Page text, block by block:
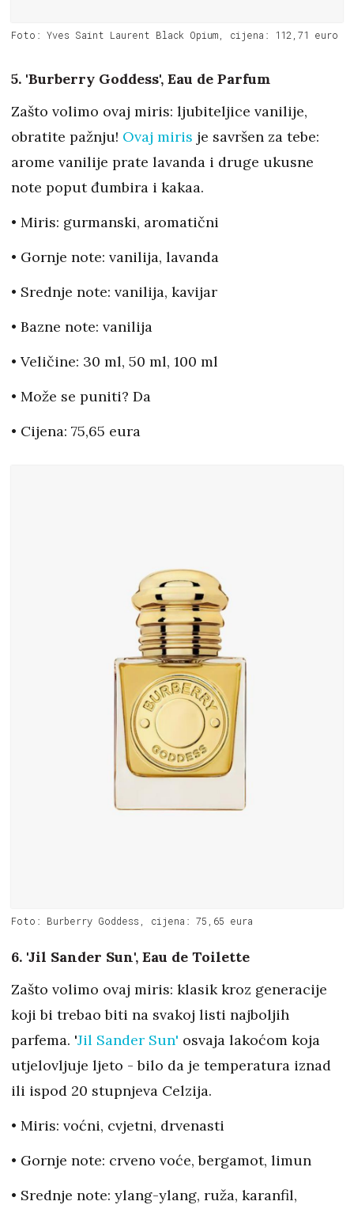
Foto: Yves Saint Laurent Black Opium, cijena: 112,71 euro
5. 'Burberry Goddess', Eau de Parfum
Zašto volimo ovaj miris: ljubiteljice vanilije,
obratite pažnju! Ovaj miris je savršen za tebe:
arome vanilije prate lavanda i druge ukusne
note poput đumbira i kakaa.
• Miris: gurmanski, aromatični
• Gornje note: vanilija, lavanda
• Srednje note: vanilija, kavijar
• Bazne note: vanilija
• Veličine: 30 ml, 50 ml, 100 ml
• Može se puniti? Da
• Cijena: 75,65 eura
Foto: Burberry Goddess, cijena: 75,65 eura
6. 'Jil Sander Sun', Eau de Toilette
Zašto volimo ovaj miris: klasik kroz generacije
koji bi trebao biti na svakoj listi najboljih
parfema. 'Jil Sander Sun' osvaja lakoćom koja
utjelovljuje ljeto - bilo da je temperatura iznad
ili ispod 20 stupnjeva Celzija.
• Miris: voćni, cvjetni, drvenasti
• Gornje note: crveno voće, bergamot, limun
• Srednje note: ylang-ylang, ruža, karanfil,